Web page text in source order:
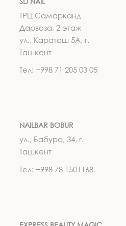
ТРЦ Самарканд
Дарвоза, 2 этаж
ул., Караташ 5А, г.
Ташкент
Тел: +998 71 205 03 05
NAILBAR BOBUR
ул., Бабура, 34, г.
Ташкент
Тел: +998 78 1501168